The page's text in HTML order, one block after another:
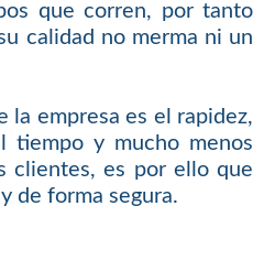
que corren, por tanto
calidad no merma ni un
la empresa es el rapidez,
tiempo y mucho menos
clientes, es por ello que
de forma segura.